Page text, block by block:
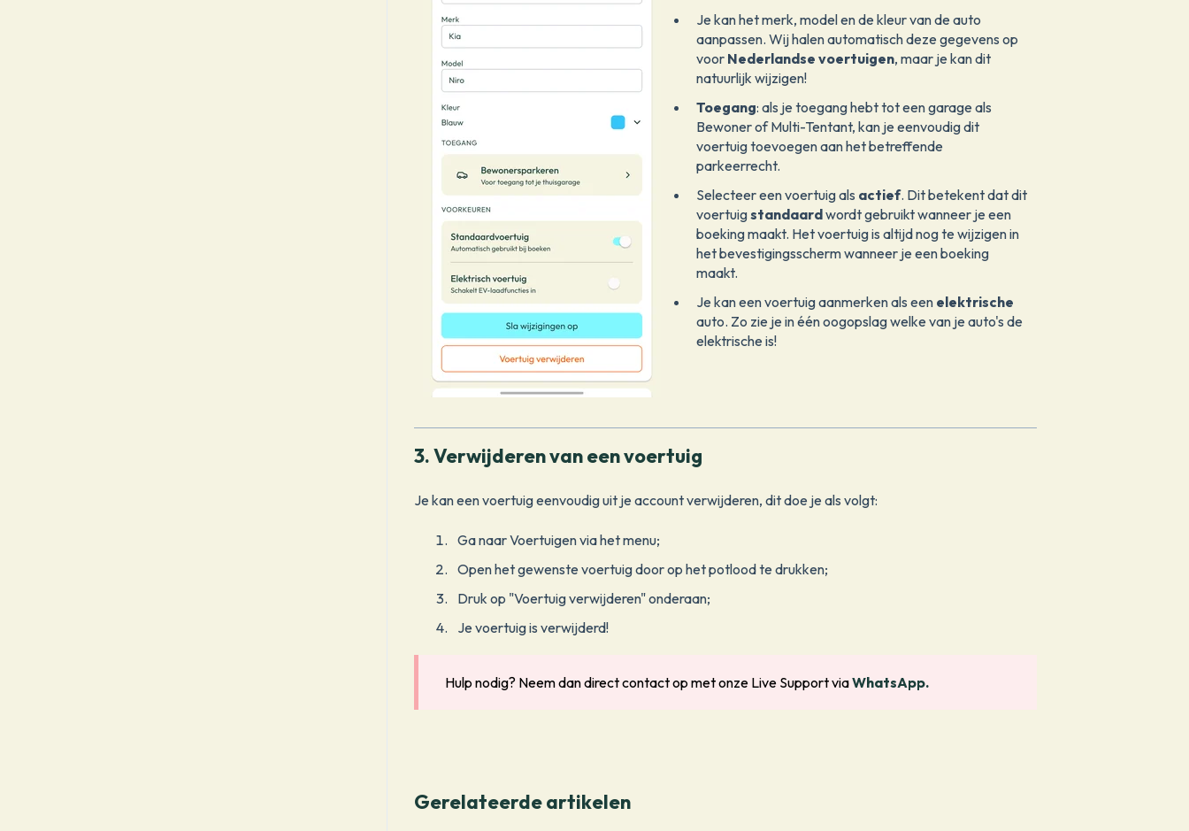
Je kan het merk, model en de kleur van de auto
aanpassen. Wij halen automatisch deze gegevens op
voor Nederlandse voertuigen, maar je kan dit
natuurlijk wijzigen!
Toegang: als je toegang hebt tot een garage als
Bewoner of Multi-Tentant, kan je eenvoudig dit
voertuig toevoegen aan het betreffende
parkeerrecht.
Selecteer een voertuig als actief. Dit betekent dat dit
voertuigstandaardwordt gebruikt wanneer je een
boeking maakt. Het voertuig is altijd nog te wijzigen in
het bevestigingsscherm wanneer je een boeking
maakt.
Je kan een voertuig aanmerken als een elektrische
auto. Zo zie je in één oogopslag welke van je auto's de
elektrische is!
3. Verwijderen van een voertuig
Je kan een voertuig eenvoudig uit je account verwijderen, dit doe je als volgt:
Ga naar Voertuigen via het menu;
Open het gewenste voertuig door op het potlood te drukken;
Druk op "Voertuig verwijderen" onderaan;
Je voertuig is verwijderd!
Hulp nodig? Neem dan direct contact op met onze Live Support viaWhatsApp.
Gerelateerde artikelen